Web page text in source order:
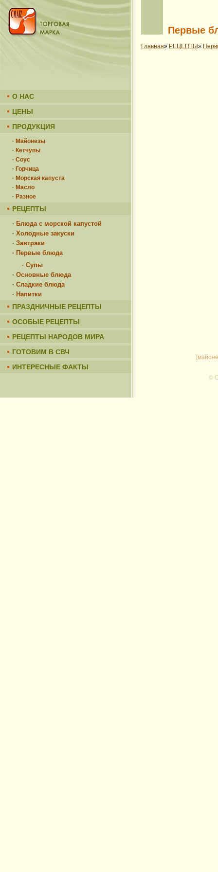
О НАС
ЦЕНЫ
ПРОДУКЦИЯ
· Майонезы
· Кетчупы
· Соус
· Горчица
· Морская капуста
· Масло
· Разное
РЕЦЕПТЫ
· Блюда с морской капустой
· Холодные закуски
· Завтраки
· Первые блюда
· Супы
· Основные блюда
· Сладкие блюда
· Напитки
ПРАЗДНИЧНЫЕ РЕЦЕПТЫ
ОСОБЫЕ РЕЦЕПТЫ
РЕЦЕПТЫ НАРОДОВ МИРА
ГОТОВИМ В СВЧ
ИНТЕРЕСНЫЕ ФАКТЫ
Первые
Главная» РЕЦЕПТЫ »
©